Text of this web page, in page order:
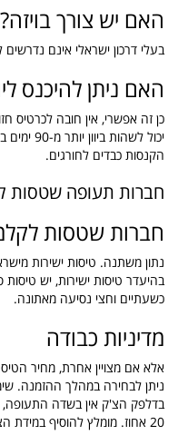
האם יש צורך בויזה?
בעלי דרכון ישראלי אינם נדרשים
האם ניתן להיכנס
כן זה אפשרי, אין חובה לכרטיס
הקנסות כבדים לחורגים.
חברות תעופה שטסות
חברות שטסות
נתון משתנה. טיסות ישירות
בהיעדר טיסות ישירות, יש
כשעתיים וחצי נסיעה מאתונה.
מדיניות כבודה
אלא אם מצויין אחרת, מחיר
ניתן לבחירה במהלך ההזמנה.
20 אחוז. מומלץ להוסיף במידת הצורך בעת הזמנת הטיסה.